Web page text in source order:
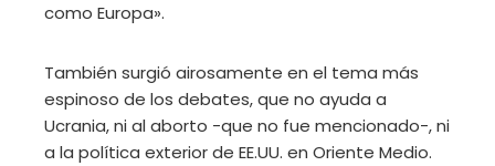
como Europa».
También surgió airosamente en el tema más
espinoso de los debates, que no ayuda a
Ucrania, ni al aborto -que no fue mencionado-, ni
a la política exterior de EE.UU. en Oriente Medio.